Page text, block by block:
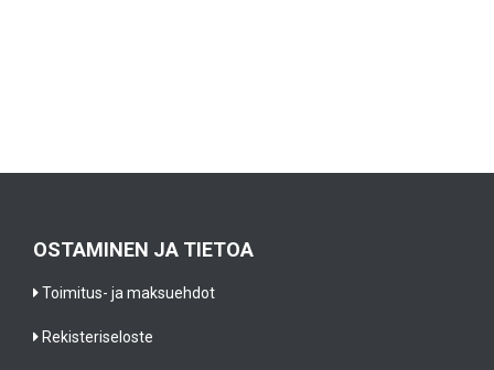
OSTAMINEN JA TIETOA
Toimitus- ja maksuehdot
Rekisteriseloste